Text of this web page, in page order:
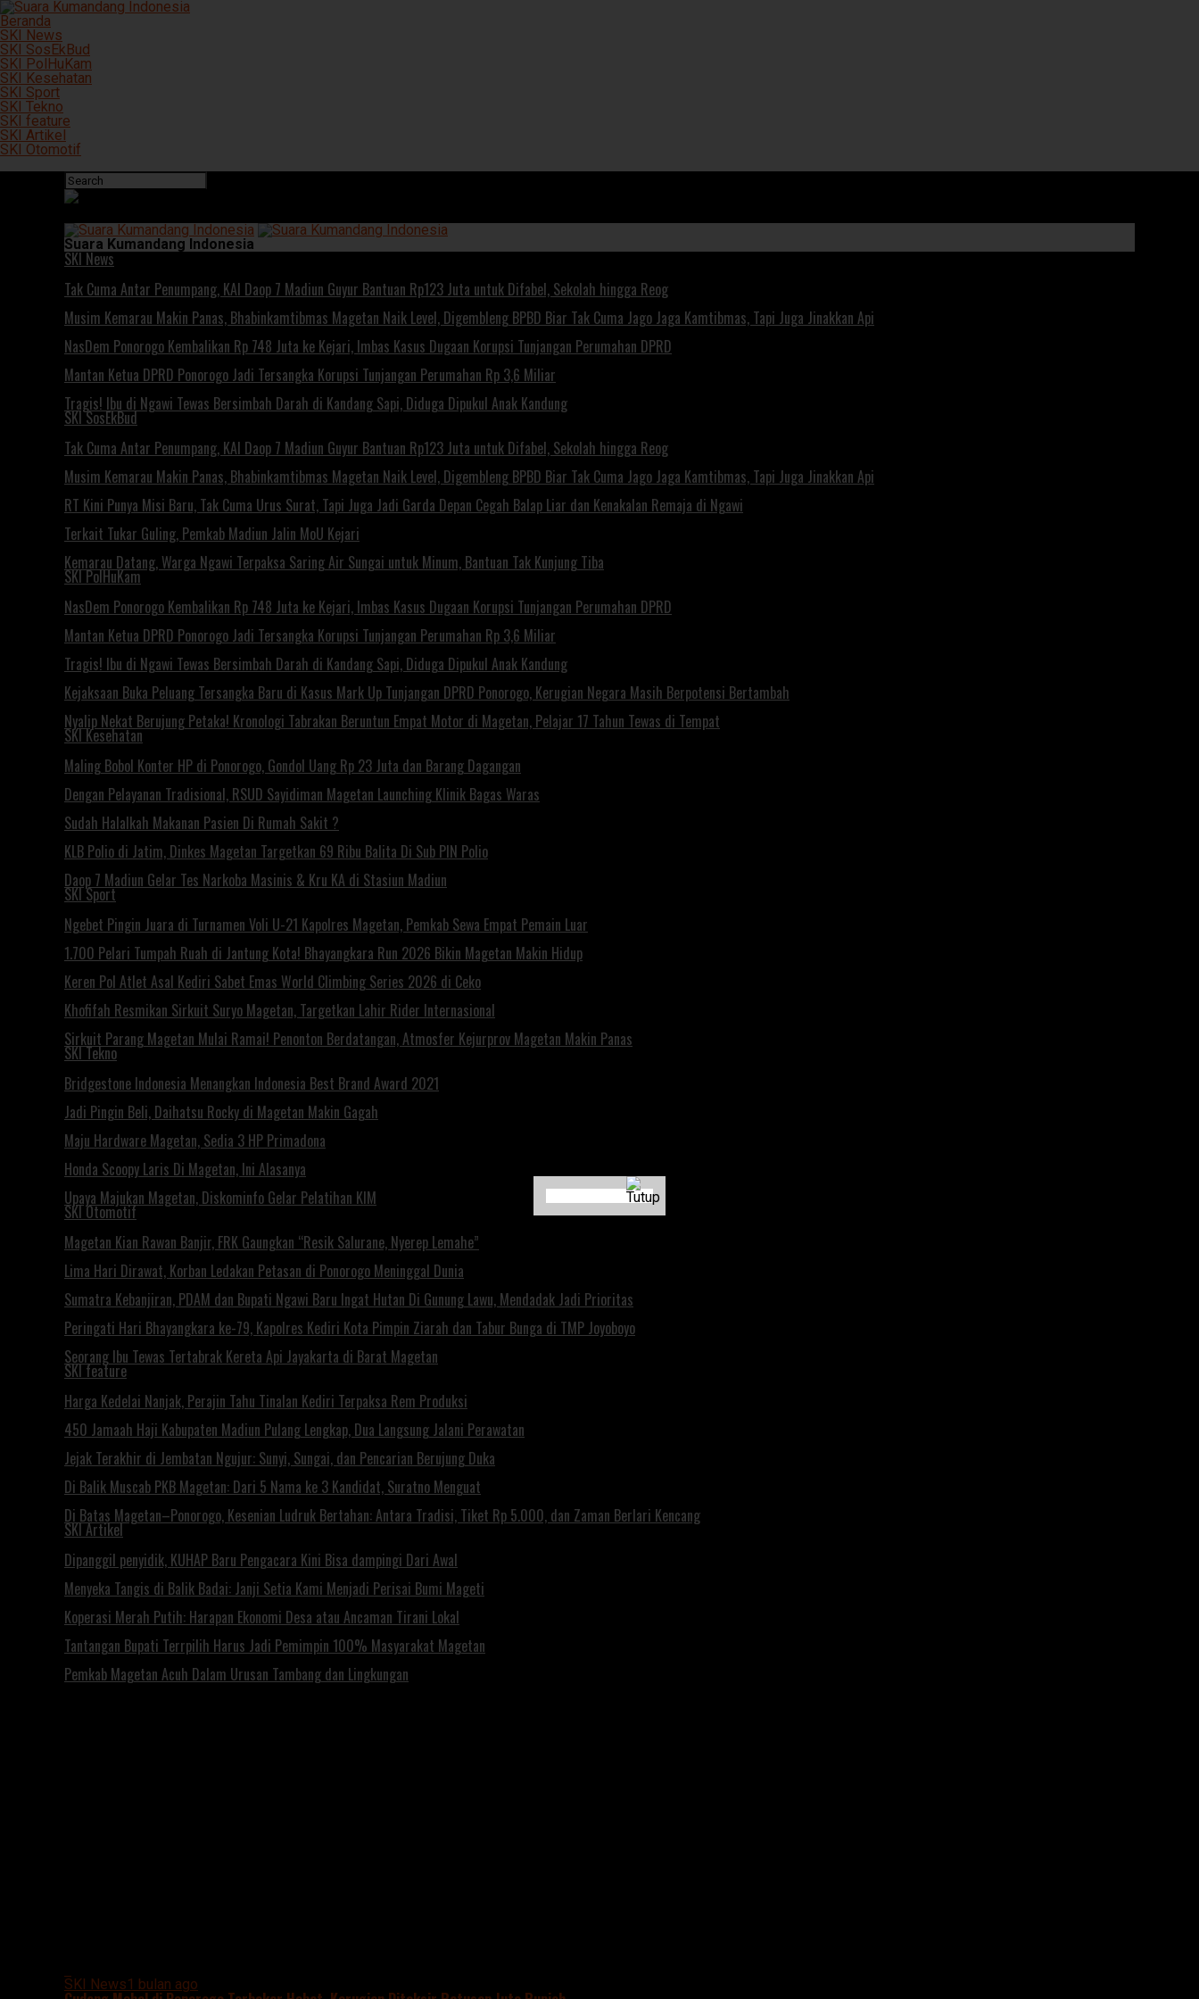
Beranda
SKI News
SKI SosEkBud
SKI PolHuKam
SKI Kesehatan
SKI Sport
SKI Tekno
SKI feature
SKI Artikel
SKI Otomotif
Suara Kumandang Indonesia
SKI News
Tak Cuma Antar Penumpang, KAI Daop 7 Madiun Guyur Bantuan Rp123 Juta untuk Difabel, Sekolah hingga Reog
Musim Kemarau Makin Panas, Bhabinkamtibmas Magetan Naik Level, Digembleng BPBD Biar Tak Cuma Jago Jaga Kamtibmas, Tapi Juga Jinakkan Api
NasDem Ponorogo Kembalikan Rp 748 Juta ke Kejari, Imbas Kasus Dugaan Korupsi Tunjangan Perumahan DPRD
Mantan Ketua DPRD Ponorogo Jadi Tersangka Korupsi Tunjangan Perumahan Rp 3,6 Miliar
Tragis! Ibu di Ngawi Tewas Bersimbah Darah di Kandang Sapi, Diduga Dipukul Anak Kandung
SKI SosEkBud
Tak Cuma Antar Penumpang, KAI Daop 7 Madiun Guyur Bantuan Rp123 Juta untuk Difabel, Sekolah hingga Reog
Musim Kemarau Makin Panas, Bhabinkamtibmas Magetan Naik Level, Digembleng BPBD Biar Tak Cuma Jago Jaga Kamtibmas, Tapi Juga Jinakkan Api
RT Kini Punya Misi Baru, Tak Cuma Urus Surat, Tapi Juga Jadi Garda Depan Cegah Balap Liar dan Kenakalan Remaja di Ngawi
Terkait Tukar Guling, Pemkab Madiun Jalin MoU Kejari
Kemarau Datang, Warga Ngawi Terpaksa Saring Air Sungai untuk Minum, Bantuan Tak Kunjung Tiba
SKI PolHuKam
NasDem Ponorogo Kembalikan Rp 748 Juta ke Kejari, Imbas Kasus Dugaan Korupsi Tunjangan Perumahan DPRD
Mantan Ketua DPRD Ponorogo Jadi Tersangka Korupsi Tunjangan Perumahan Rp 3,6 Miliar
Tragis! Ibu di Ngawi Tewas Bersimbah Darah di Kandang Sapi, Diduga Dipukul Anak Kandung
Kejaksaan Buka Peluang Tersangka Baru di Kasus Mark Up Tunjangan DPRD Ponorogo, Kerugian Negara Masih Berpotensi Bertambah
Nyalip Nekat Berujung Petaka! Kronologi Tabrakan Beruntun Empat Motor di Magetan, Pelajar 17 Tahun Tewas di Tempat
SKI Kesehatan
Maling Bobol Konter HP di Ponorogo, Gondol Uang Rp 23 Juta dan Barang Dagangan
Dengan Pelayanan Tradisional, RSUD Sayidiman Magetan Launching Klinik Bagas Waras
Sudah Halalkah Makanan Pasien Di Rumah Sakit ?
KLB Polio di Jatim, Dinkes Magetan Targetkan 69 Ribu Balita Di Sub PIN Polio
Daop 7 Madiun Gelar Tes Narkoba Masinis & Kru KA di Stasiun Madiun
SKI Sport
Ngebet Pingin Juara di Turnamen Voli U-21 Kapolres Magetan, Pemkab Sewa Empat Pemain Luar
1.700 Pelari Tumpah Ruah di Jantung Kota! Bhayangkara Run 2026 Bikin Magetan Makin Hidup
Keren Pol Atlet Asal Kediri Sabet Emas World Climbing Series 2026 di Ceko
Khofifah Resmikan Sirkuit Suryo Magetan, Targetkan Lahir Rider Internasional
Sirkuit Parang Magetan Mulai Ramai! Penonton Berdatangan, Atmosfer Kejurprov Magetan Makin Panas
SKI Tekno
Bridgestone Indonesia Menangkan Indonesia Best Brand Award 2021
Jadi Pingin Beli, Daihatsu Rocky di Magetan Makin Gagah
Maju Hardware Magetan, Sedia 3 HP Primadona
Honda Scoopy Laris Di Magetan, Ini Alasanya
Upaya Majukan Magetan, Diskominfo Gelar Pelatihan KIM
SKI Otomotif
Magetan Kian Rawan Banjir, FRK Gaungkan “Resik Salurane, Nyerep Lemahe”
Lima Hari Dirawat, Korban Ledakan Petasan di Ponorogo Meninggal Dunia
Sumatra Kebanjiran, PDAM dan Bupati Ngawi Baru Ingat Hutan Di Gunung Lawu, Mendadak Jadi Prioritas
Peringati Hari Bhayangkara ke-79, Kapolres Kediri Kota Pimpin Ziarah dan Tabur Bunga di TMP Joyoboyo
Seorang Ibu Tewas Tertabrak Kereta Api Jayakarta di Barat Magetan
SKI feature
Harga Kedelai Nanjak, Perajin Tahu Tinalan Kediri Terpaksa Rem Produksi
450 Jamaah Haji Kabupaten Madiun Pulang Lengkap, Dua Langsung Jalani Perawatan
Jejak Terakhir di Jembatan Ngujur: Sunyi, Sungai, dan Pencarian Berujung Duka
Di Balik Muscab PKB Magetan: Dari 5 Nama ke 3 Kandidat, Suratno Menguat
Di Batas Magetan–Ponorogo, Kesenian Ludruk Bertahan: Antara Tradisi, Tiket Rp 5.000, dan Zaman Berlari Kencang
SKI Artikel
Dipanggil penyidik, KUHAP Baru Pengacara Kini Bisa dampingi Dari Awal
Menyeka Tangis di Balik Badai: Janji Setia Kami Menjadi Perisai Bumi Mageti
Koperasi Merah Putih: Harapan Ekonomi Desa atau Ancaman Tirani Lokal
Tantangan Bupati Terrpilih Harus Jadi Pemimpin 100% Masyarakat Magetan
Pemkab Magetan Acuh Dalam Urusan Tambang dan Lingkungan
SKI News1 bulan ago